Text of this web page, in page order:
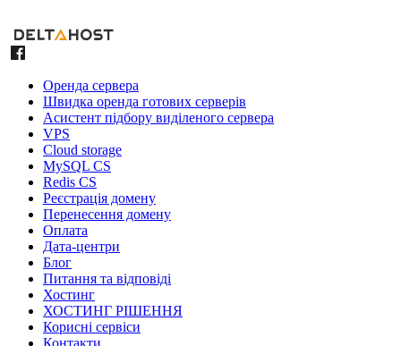
Оренда сервера
Швидка оренда готових серверів
Асистент підбору виділеного сервера
VPS
Cloud storage
MySQL CS
Redis CS
Реєстрація домену
Перенесення домену
Оплата
Дата-центри
Блог
Питання та відповіді
Хостинг
ХОСТИНГ РІШЕННЯ
Корисні сервіси